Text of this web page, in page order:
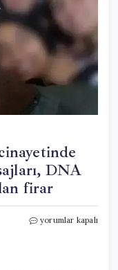
DNA
firar
Öğretmen
yorumlar kapalı